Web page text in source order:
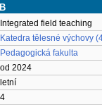
Integrated field teaching
Katedra tělesné výchovy
Pedagogická fakulta
od 2024
letní
4